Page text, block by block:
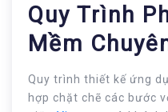
Quy Trình
Mềm
Quy trình thiết kế ứng
hợp chặt chẽ các bước